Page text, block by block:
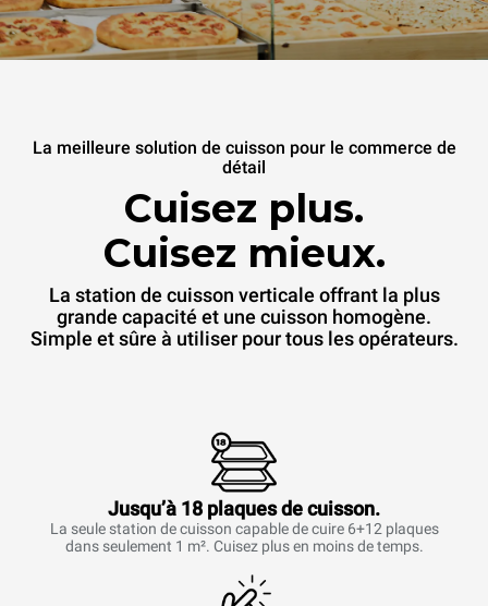
La meilleure solution de cuisson pour le commerce de
détail
Cuisez plus.
Cuisez mieux.
La station de cuisson verticale offrant la plus
grande capacité et une cuisson homogène.
Simple et sûre à utiliser pour tous les opérateurs.
Jusqu’à 18 plaques de cuisson.
La seule station de cuisson capable de cuire 6+12 plaques
dans seulement 1 m². Cuisez plus en moins de temps.